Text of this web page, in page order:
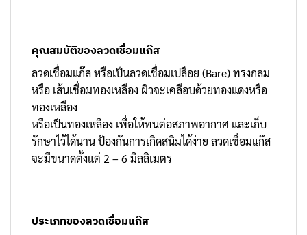
คุณสมบัติของลวดเชื่อมแก๊ส
ลวดเชื่อมแก๊ส หรือเป็นลวดเชื่อมเปลือย (Bare) ทรงกลม
หรือ เส้นเชื่อมทองเหลือง ผิวจะเคลือบด้วยทองแดงหรือ
ทองเหลือง
หรือเป็นทองเหลือง เพื่อให้ทนต่อสภาพอากาศ และเก็บ
รักษาไว้ได้นาน ป้องกันการเกิดสนิมได้ง่าย ลวดเชื่อมแก๊ส
จะมีขนาดตั้งแต่ 2 – 6 มิลลิเมตร
ประเภทของลวดเชื่อมแก๊ส